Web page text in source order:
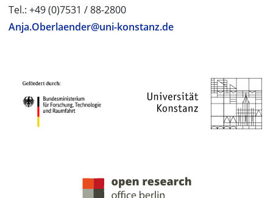
Tel.: +49 (0)7531 / 88-2800
Anja.Oberlaender@uni-konstanz.de